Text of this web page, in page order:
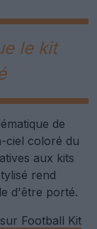
le kit
de
ciel coloré du
aux kits
rend
d'être porté.
Football Kit